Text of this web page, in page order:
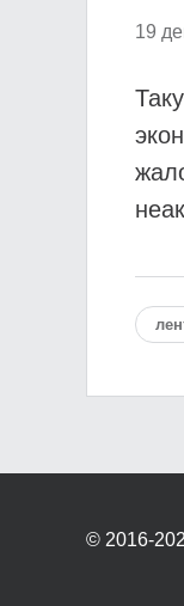
19
© 2016-